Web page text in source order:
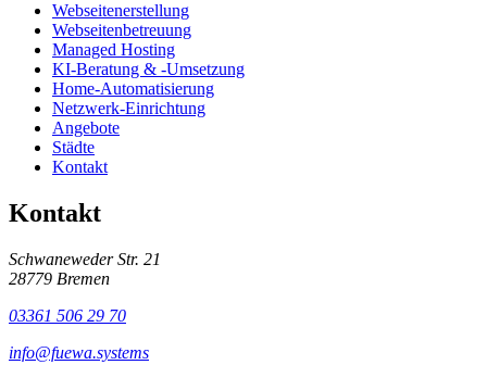
Webseitenerstellung
Webseitenbetreuung
Managed Hosting
KI-Beratung & -Umsetzung
Home-Automatisierung
Netzwerk-Einrichtung
Angebote
Städte
Kontakt
Kontakt
Schwaneweder Str. 21
28779 Bremen
03361 506 29 70
info@fuewa.systems